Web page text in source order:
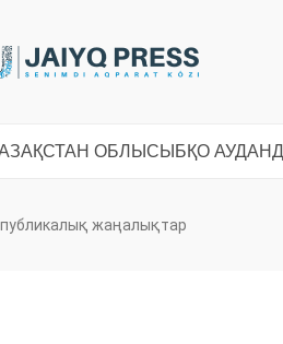
ОБЛЫСЫ БҚО
жаңалықтар